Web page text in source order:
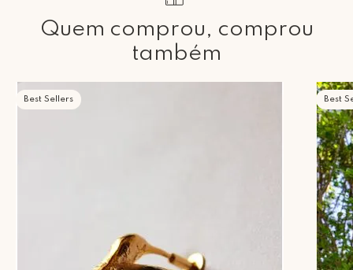
Quem comprou, comprou
também
Best Sellers Best